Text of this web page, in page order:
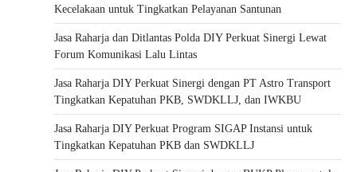
Kecelakaan untuk Tingkatkan Pelayanan Santunan
Jasa Raharja dan Ditlantas Polda DIY Perkuat Sinergi Lewat
Forum Komunikasi Lalu Lintas
Jasa Raharja DIY Perkuat Sinergi dengan PT Astro Transport
Tingkatkan Kepatuhan PKB, SWDKLLJ, dan IWKBU
Jasa Raharja DIY Perkuat Program SIGAP Instansi untuk
Tingkatkan Kepatuhan PKB dan SWDKLLJ